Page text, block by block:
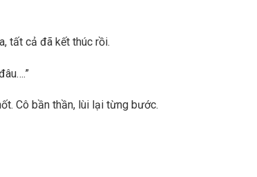
tất cả đã kết thúc rồi.
Cô bần thần, lùi lại từng bước.